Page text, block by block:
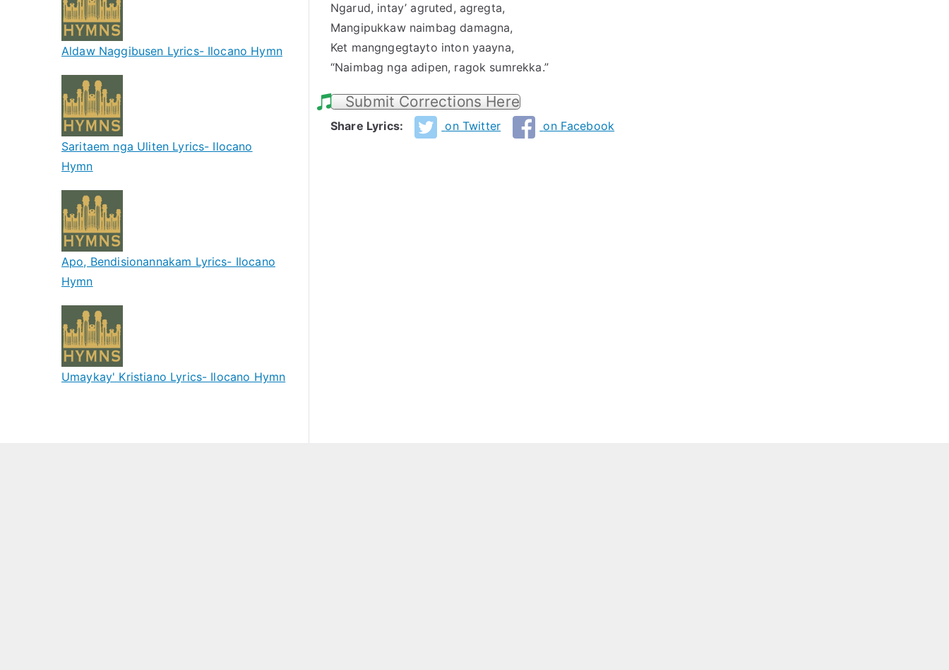
Ngarud, intay’ agruted, agregta,
Mangipukkaw naimbag damagna,
Ket mangngegtayto inton yaayna,
“Naimbag nga adipen, ragok sumrekka.”
Submit Corrections Here
Share Lyrics: on Twitter on Facebook
Aldaw Naggibusen Lyrics- Ilocano Hymn
Saritaem nga Uliten Lyrics- Ilocano
Hymn
Apo, Bendisionannakam Lyrics- Ilocano
Hymn
Umaykay' Kristiano Lyrics- Ilocano Hymn